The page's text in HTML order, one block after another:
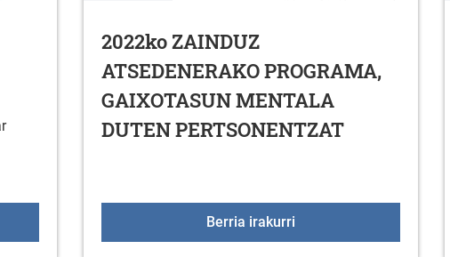
2022ko ZAINDUZ
ATSEDENERAKO PROGRAMA,
GAIXOTASUN MENTALA
DUTEN PERTSONENTZAT
Berria irakurri2022ko ZAINDUZ